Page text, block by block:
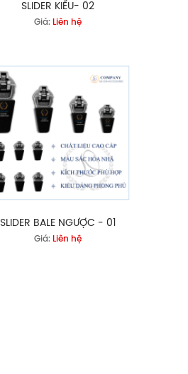
SLIDER KIỂU- 02
Giá: Liên hệ
SLIDER BALE NGƯỢC - 01
Giá: Liên hệ